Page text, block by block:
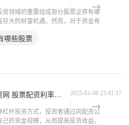
资领域的重要组成部分股票证券有哪
巨大的财富机遇。然而，对于资金有
投资者提供了资金杠杆，助力他们把
哪些股票
专业炒股配资网 股票配资利率是多少？了解最新配资成本 2025-01-08 23:41:37
杠杆投资方式，投资者通过向配资公
的资金规模，从而提高投资收益。